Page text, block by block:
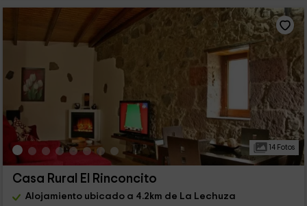
14 Fotos
Casa Rural El Rinconcito
Alojamiento ubicado a 4.2km de La Lechuza